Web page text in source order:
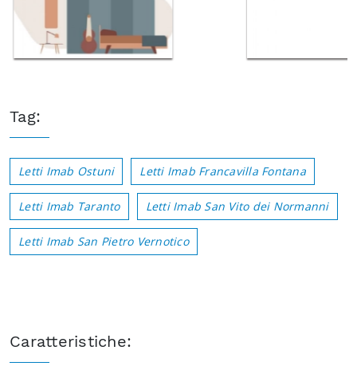
Tag:
Letti Imab Ostuni Letti Imab Francavilla Fontana
Letti Imab Taranto Letti Imab San Vito dei Normanni
Letti Imab San Pietro Vernotico
Caratteristiche: